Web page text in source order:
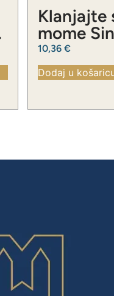
Klanjajte
mome
Slavko
10,36 €
Dodaj u